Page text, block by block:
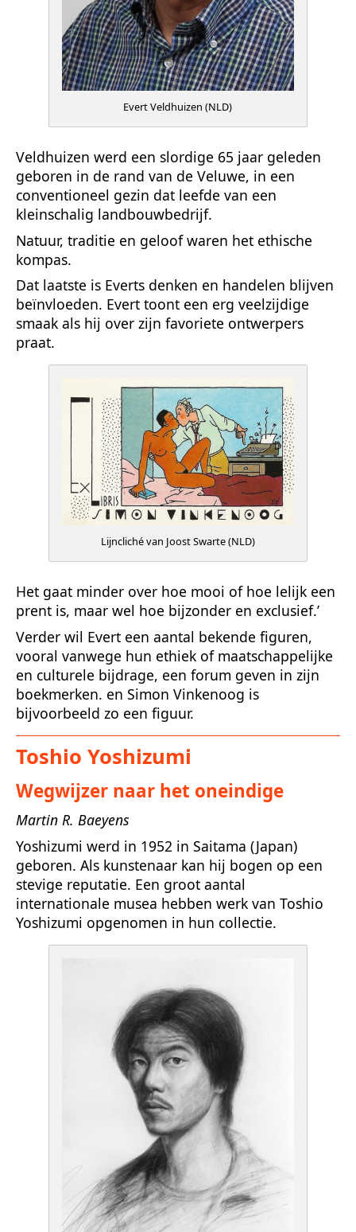
Evert Veldhuizen (NLD)
Veldhuizen werd een slordige 65 jaar geleden
geboren in de rand van de Veluwe, in een
conventioneel gezin dat leefde van een
kleinschalig landbouwbedrijf.
Natuur, traditie en geloof waren het ethische
kompas.
Dat laatste is Everts denken en handelen blijven
beïnvloeden. Evert toont een erg veelzijdige
smaak als hij over zijn favoriete ontwerpers
praat.
Lijncliché van Joost Swarte (NLD)
Het gaat minder over hoe mooi of hoe lelijk een
prent is, maar wel hoe bijzonder en exclusief.’
Verder wil Evert een aantal bekende figuren,
vooral vanwege hun ethiek of maatschappelijke
en culturele bijdrage, een forum geven in zijn
boekmerken. en Simon Vinkenoog is
bijvoorbeeld zo een figuur.
Toshio Yoshizumi
Wegwijzer naar het oneindige
Martin R. Baeyens
Yoshizumi werd in 1952 in Saitama (Japan)
geboren. Als kunstenaar kan hij bogen op een
stevige reputatie. Een groot aantal
internationale musea hebben werk van Toshio
Yoshizumi opgenomen in hun collectie.